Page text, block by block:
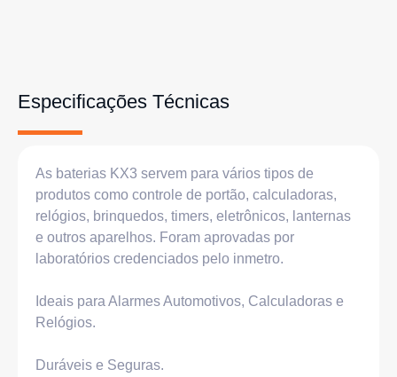
Especificações Técnicas
As baterias KX3 servem para vários tipos de
produtos como controle de portão, calculadoras,
relógios, brinquedos, timers, eletrônicos, lanternas
e outros aparelhos. Foram aprovadas por
laboratórios credenciados pelo inmetro.
Ideais para Alarmes Automotivos, Calculadoras e
Relógios.
Duráveis e Seguras.